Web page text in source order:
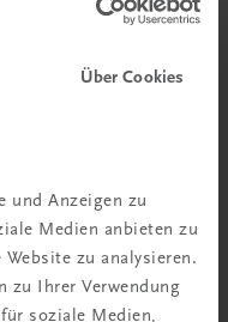
Über Cookies
und Anzeigen zu
Medien anbieten zu
zu analysieren.
zu Ihrer Verwendung
soziale Medien,
Rezepte